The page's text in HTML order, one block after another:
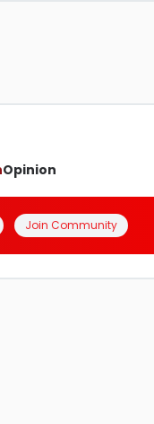
Opinion
Join Community